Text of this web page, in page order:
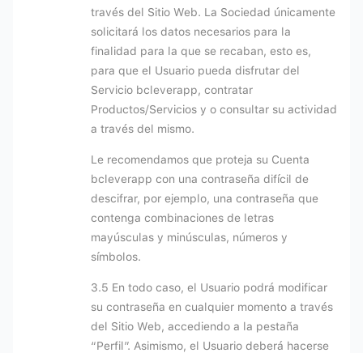
través del Sitio Web. La Sociedad únicamente
solicitará los datos necesarios para la
finalidad para la que se recaban, esto es,
para que el Usuario pueda disfrutar del
Servicio bcleverapp, contratar
Productos/Servicios y o consultar su actividad
a través del mismo.
Le recomendamos que proteja su Cuenta
bcleverapp con una contraseña difícil de
descifrar, por ejemplo, una contraseña que
contenga combinaciones de letras
mayúsculas y minúsculas, números y
símbolos.
3.5 En todo caso, el Usuario podrá modificar
su contraseña en cualquier momento a través
del Sitio Web, accediendo a la pestaña
“Perfil”. Asimismo, el Usuario deberá hacerse